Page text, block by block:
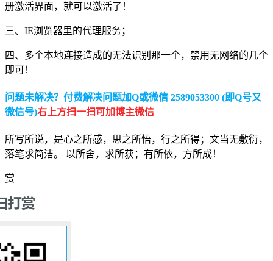
册激活界面，就可以激活了！
三、IE浏览器里的代理服务；
四、多个本地连接造成的无法识别那一个，禁用无网络的几个
即可！
问题未解决？付费解决问题加Q或微信 2589053300 (即Q号又
微信号)右上方扫一扫可加博主微信
所写所说，是心之所感，思之所悟，行之所得；文当无敷衍，
落笔求简洁。 以所舍，求所获；有所依，方所成！
赏